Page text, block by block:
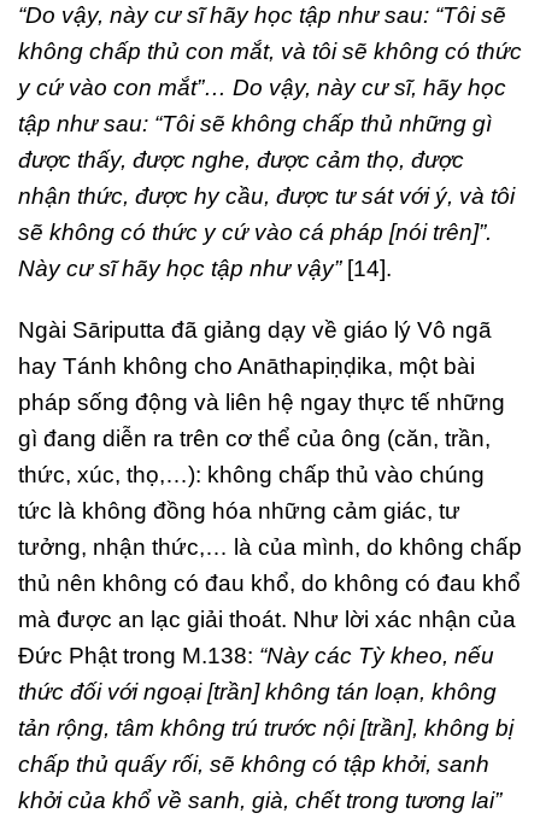
“Do vậy, này cư sĩ hãy học tập như sau: “Tôi sẽ
không chấp thủ con mắt, và tôi sẽ không có thức
y cứ vào con mắt”… Do vậy, này cư sĩ, hãy học
tập như sau: “Tôi sẽ không chấp thủ những gì
được thấy, được nghe, được cảm thọ, được
nhận thức, được hy cầu, được tư sát với ý, và tôi
sẽ không có thức y cứ vào cá pháp [nói trên]”.
Này cư sĩ hãy học tập như vậy”[14].
Ngài Sāriputta đã giảng dạy về giáo lý Vô ngã
hay Tánh không cho Anāthapiṇḍika, một bài
pháp sống động và liên hệ ngay thực tế những
gì đang diễn ra trên cơ thể của ông (căn, trần,
thức, xúc, thọ,…): không chấp thủ vào chúng
tức là không đồng hóa những cảm giác, tư
tưởng, nhận thức,… là của mình, do không chấp
thủ nên không có đau khổ, do không có đau khổ
mà được an lạc giải thoát. Như lời xác nhận của
Đức Phật trong M.138: “Này các Tỳ kheo, nếu
thức đối với ngoại [trần] không tán loạn, không
tản rộng, tâm không trú trước nội [trần], không bị
chấp thủ quấy rối, sẽ không có tập khởi, sanh
khởi của khổ về sanh, già, chết trong tương lai”